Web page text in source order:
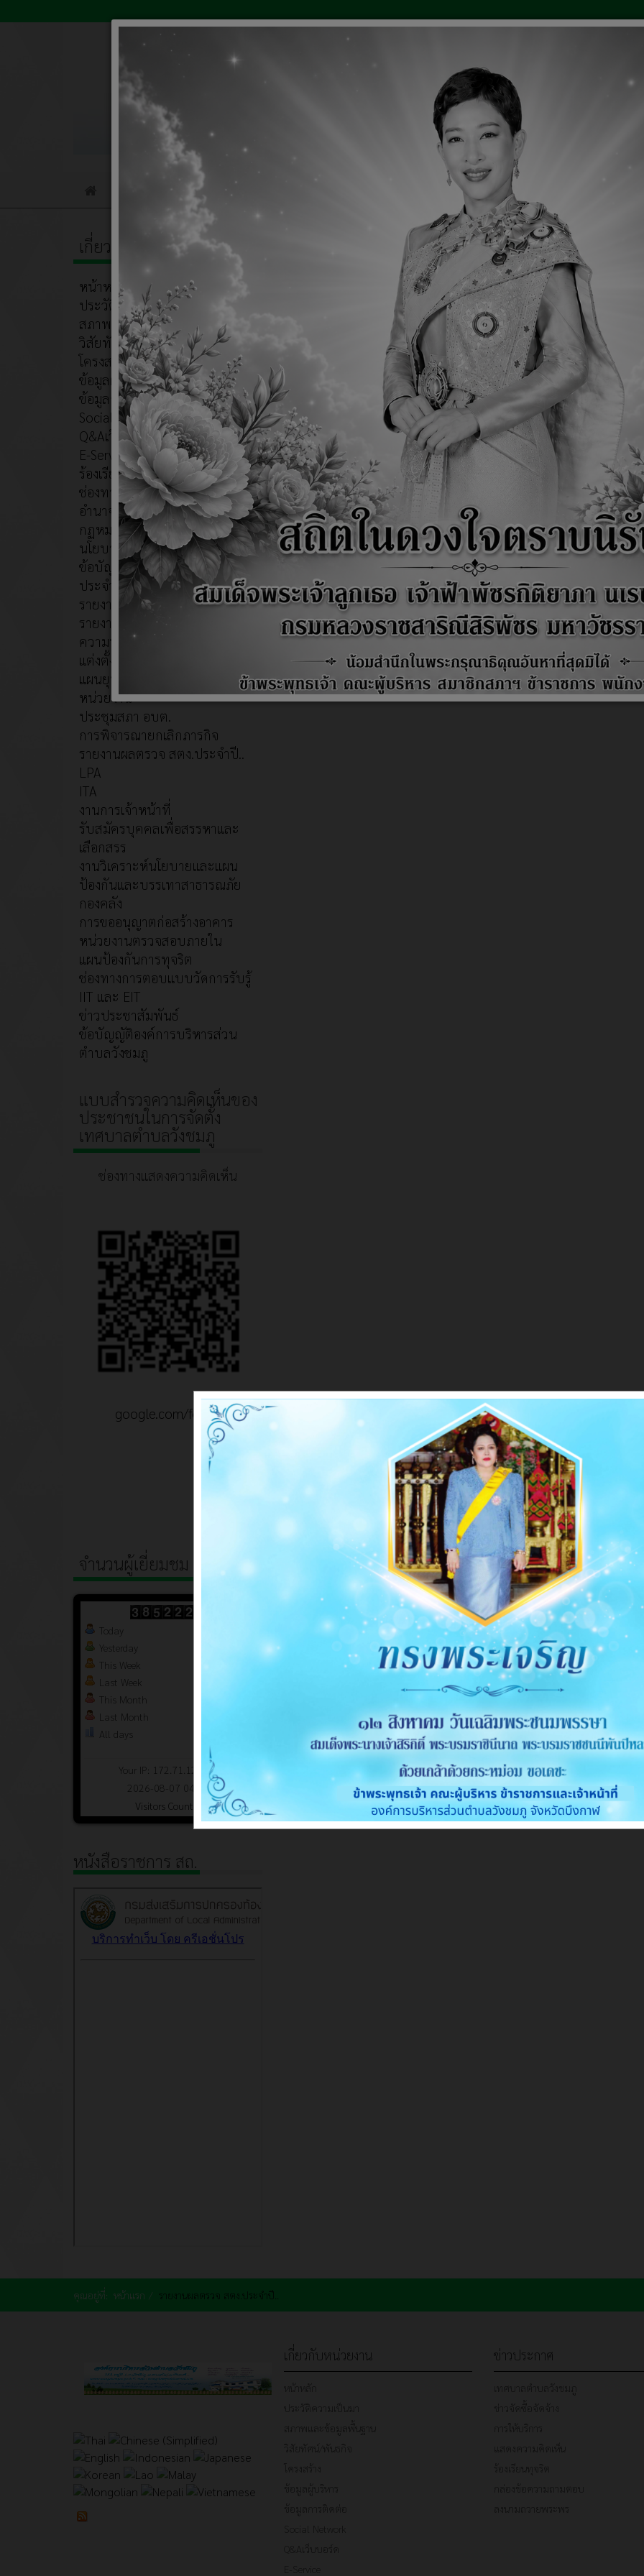
ตำบล
วัง
ชมภู
ข่าวจัดซื้อจัดจ้าง ร้องเรียนทุจริต
รายงานผลการตรวจสอบรายงานการเงินที่สำนักตรวจเงินแผ่นดินรับรอง ประจำปีงบประมาณ
รายงานผลการตรวจสอบรายงานการเงินที่สำนักตรวจเงินแผ่นดินรับรอง ประจำปีงบประมาณ
รายงานผลการตรวจสอบรายงานการเงินที่สำนักตรวจเงินแผ่นดินรับรอง ประจำปีงบประมาณ
รายงานผลการตรวจจาก สตง. ปีงบประมาณ 2565
รายงานผลตรวจ จาก สตง.ปีงบ 64
รายงานผลตรวจ จาก สตง.ปีงบ 63
เกี่ยวกับหน่วยงาน
หน้าหลัก
ประวัติความเป็นมา
สภาพและข้อมูลพื้นฐาน
วิสัยทัศน์/พันธกิจ
โครงสร้าง
ข้อมูลผู้บริหาร
ข้อมูลการติดต่อ
Social Network
Q&Aเว็บบอร์ด
E-Service
ร้องเรียนทุจริต
ช่องทางการรับฟังความคิดเห็น
อำนาจหน้าที่
กฏหมายที่เกี่ยวข้อง
นโยบายการบริหารงาน
ข้อบัญญัติงบประมาณรายจ่าย
ประจำปีงบประมาณ
รายงานผลการปฏิบัติงาน
รายงานผลการสำรวจและประเมิน
ความพึงพอใจการให้บริการ
แต่งตั้งคณะผู้บริหาร+สภา อบต.
แผนยุทธศาสตร์หรือแผนพัฒนา
หน่วยงาน
ประชุมสภา อบต.
การพิจารณายกเลิกภารกิจ
รายงานผลตรวจ สตง.ประจำปี..
LPA
ITA
งานการเจ้าหน้าที่
รับสมัครบุคคลเพื่อสรรหาและ
เลือกสรร
งานวิเคราะห์นโยบายและแผน
ป้องกันและบรรเทาสาธารณภัย
กองคลัง
การขออนุญาตก่อสร้างอาคาร
หน่วยงานตรวจสอบภายใน
แผนป้องกันการทุจริต
ช่องทางการตอบแบบวัดการรับรู้
IIT และ EIT
ข่าวประชาสัมพันธ์
ข้อบัญญัติองค์การบริหารส่วน
ตำบลวังชมภู
แบบสำรวจความคิดเห็นของ
ประชาชนในการจัดตั้ง
เทศบาลตำบลวังชมภู
ช่องทางแสดงความคิดเห็น
google.com/forms
จำนวนผู้เยี่ยมชม
Today
Yesterday
This Week
Last Week
This Month
Last Month
All days
Your IP: 172.71.124.54
2026-08-07 04:38
Visitors Counter
หนังสือราชการ สถ.
คุณอยู่ที่: หน้าแรก รายงานผลตรวจ สตง.ประจำปี..
เกี่ยวกับหน่วยงาน ข่าวประกาศ